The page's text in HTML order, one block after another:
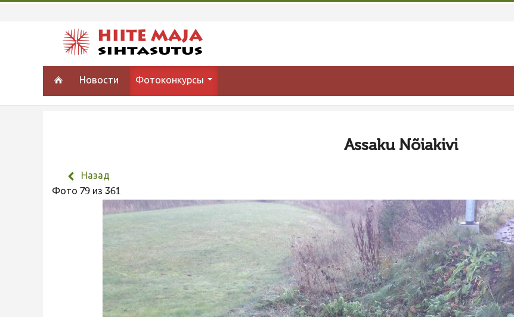
Новости Фотоконкурсы
Assaku Nõiakivi
Назад
Фото 79 из 361